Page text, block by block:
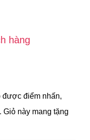
hàng
được điểm nhấn,
Giỏ này mang tặng